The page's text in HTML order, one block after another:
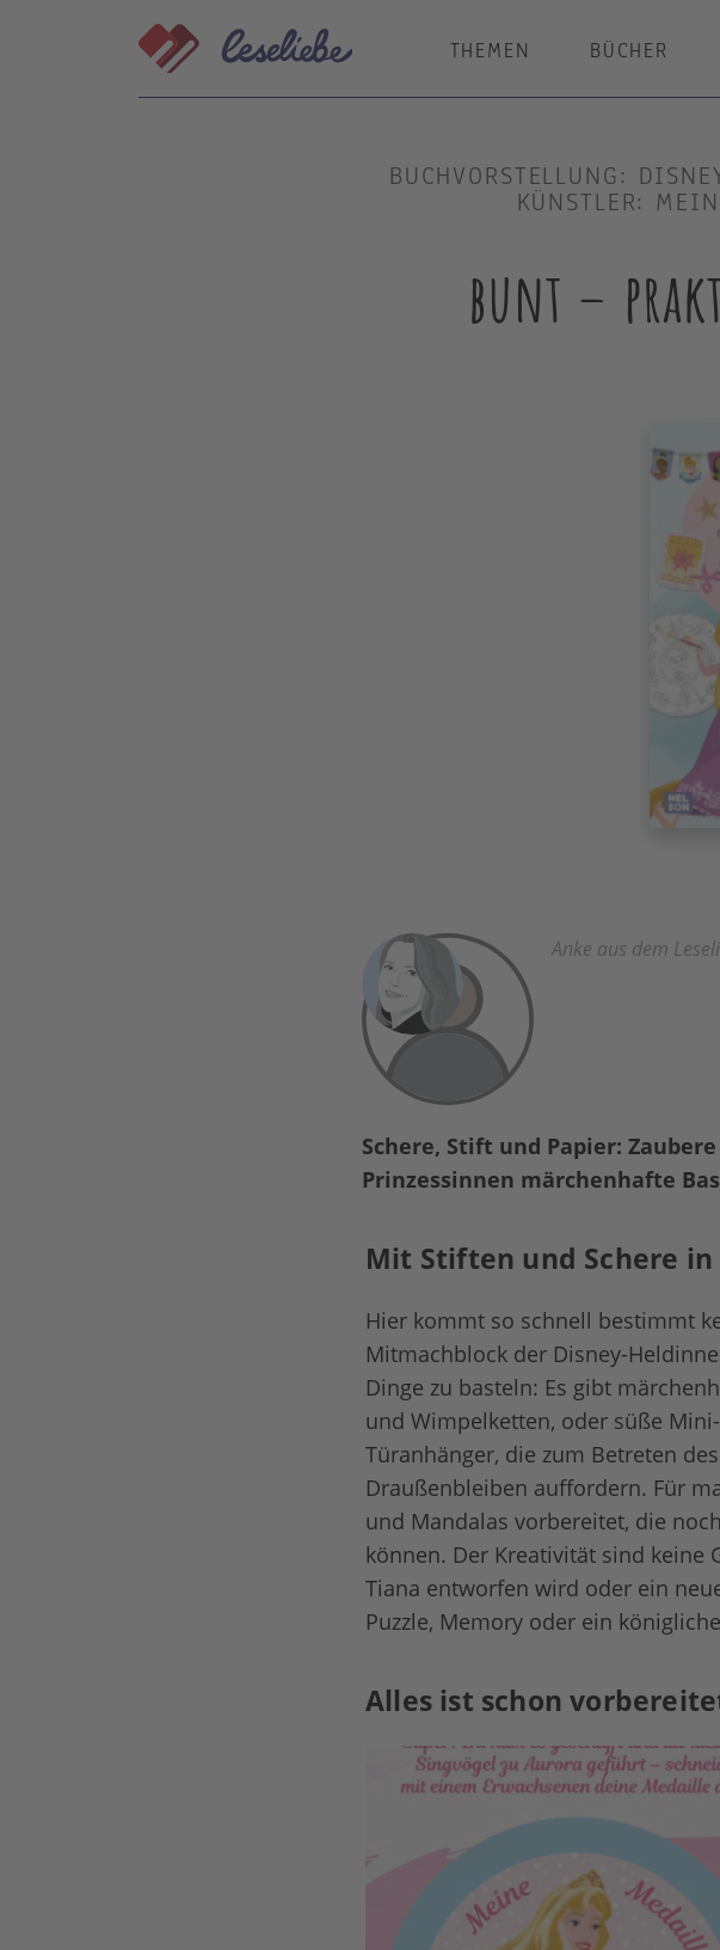
THEMEN BÜCHER
BUCHVORSTELLUNG:
ÜNSTLER:
bunt –
Anke aus dem
Schere, Stift und Papier:
Prinzessinnen märchenhafte
Mit Stiften und Schere
Hier kommt so schnell bestimmt
Mitmachblock der Disney-
Dinge zu basteln: Es gibt
und Wimpelketten, oder süße
Türanhänger, die zum Betreten
Draußenbleiben auffordern. Für
und Mandalas vorbereitet, die
können. Der Kreativität sind keine
Tiana entworfen wird oder ein
Puzzle, Memory oder ein
Alles ist schon